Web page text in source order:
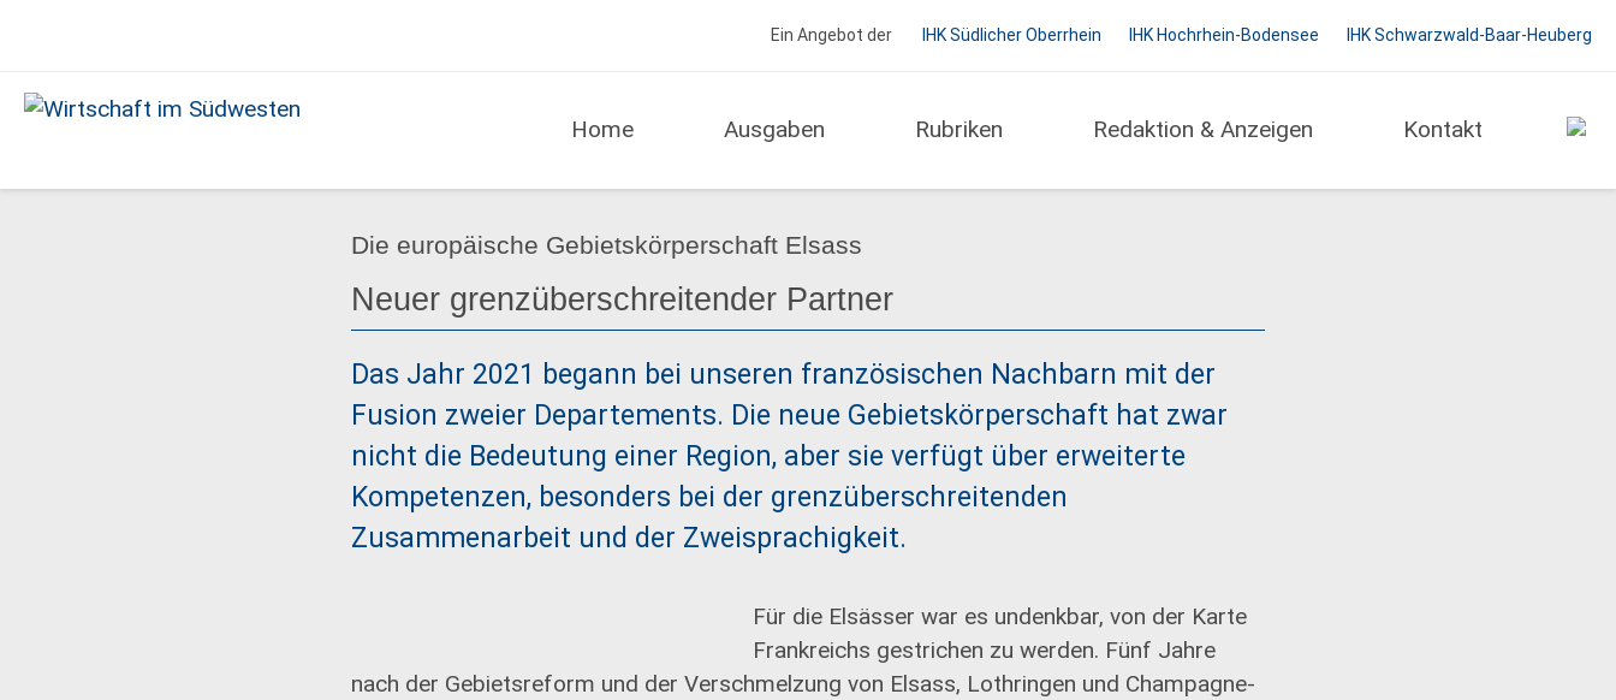
Ein Angebot der IHK Südlicher Oberrhein IHK Hochrhein-Bodensee IHK Schwarzwald-Baar-Heuberg
Home Ausgaben Rubriken Redaktion & Anzeigen Kontakt
Regio Report IHK Südlicher Oberrhein
Die europäische Gebietskörperschaft Elsass
Neuer grenzüberschreitender Partner
Das Jahr 2021 begann bei unseren französischen Nachbarn mit der
Fusion zweier Departements. Die neue Gebietskörperschaft hat zwar
nicht die Bedeutung einer Region, aber sie verfügt über erweiterte
Kompetenzen, besonders bei der grenzüberschreitenden
Zusammenarbeit und der Zweisprachigkeit.
Für die Elsässer war es undenkbar, von der Karte
Frankreichs gestrichen zu werden. Fünf Jahre
nach der Gebietsreform und der Verschmelzung von Elsass, Lothringen und Champagne-